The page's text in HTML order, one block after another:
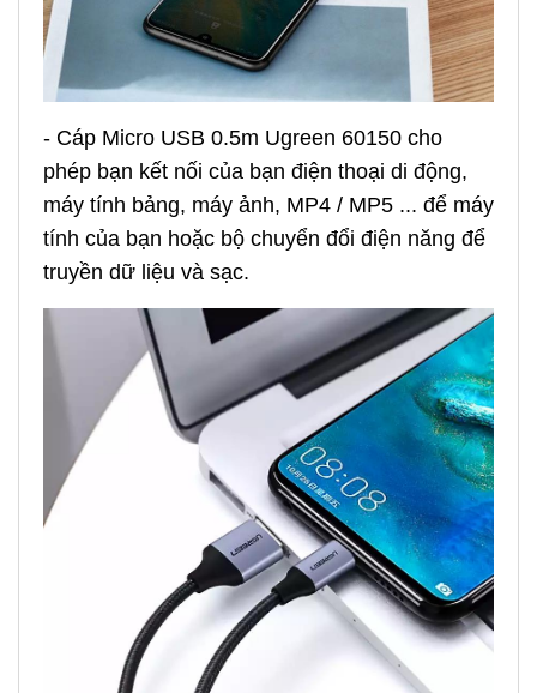
- Cáp Micro USB 0.5m Ugreen 60150 cho
phép bạn kết nối của bạn điện thoại di động,
máy tính bảng, máy ảnh, MP4 / MP5 ... để máy
tính của bạn hoặc bộ chuyển đổi điện năng để
truyền dữ liệu và sạc.